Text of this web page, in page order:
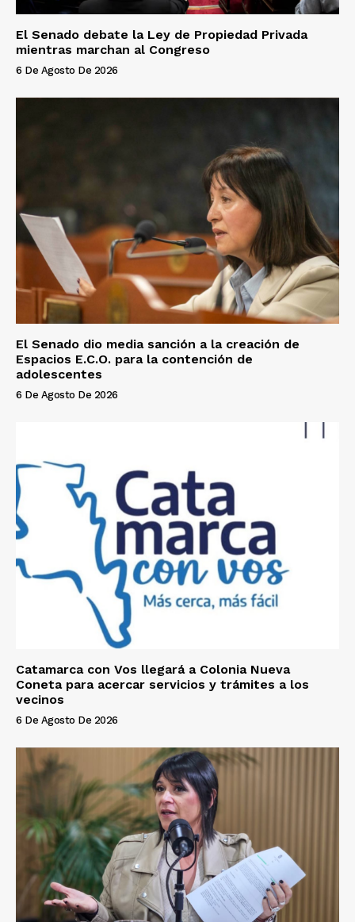
El Senado debate la Ley de Propiedad Privada
mientras marchan al Congreso
6 De Agosto De 2026
El Senado dio media sanción a la creación de
Espacios E.C.O. para la contención de
adolescentes
6 De Agosto De 2026
Catamarca con Vos llegará a Colonia Nueva
Coneta para acercar servicios y trámites a los
vecinos
6 De Agosto De 2026